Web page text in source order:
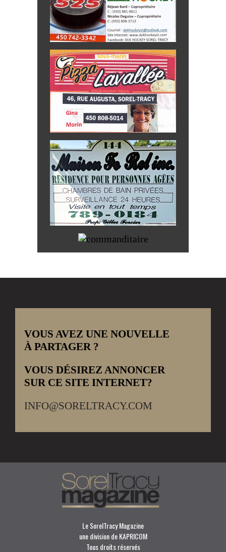
VOUS AVEZ UNE NOUVELLE
À PARTAGER ?
VOUS DÉSIREZ ANNONCER
SUR CE SITE INTERNET?
INFO@SORELTRACY.COM
Le SorelTracy Magazine
une division de KAPRICOM
Tous droits réservés